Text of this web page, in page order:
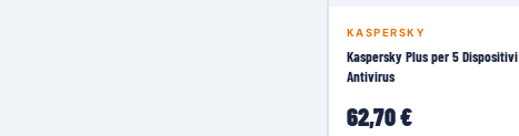
KASPERSKY
Kaspersky Plus per 5 Dispositivi
Antivirus
62,70 €